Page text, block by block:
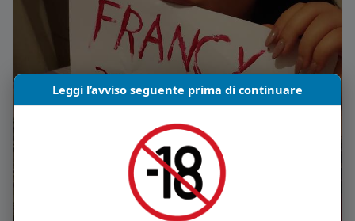
Leggi l’avviso seguente prima di continuare